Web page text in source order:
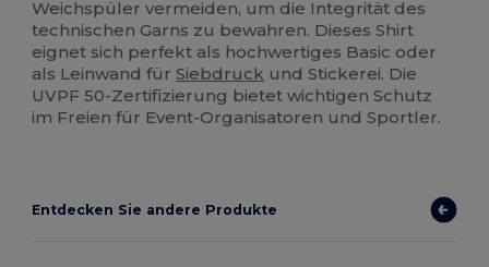
Weichspüler vermeiden, um die Integrität des
technischen Garns zu bewahren. Dieses Shirt
eignet sich perfekt als hochwertiges Basic oder
als Leinwand fürSiebdruck und Stickerei. Die
UVPF 50-Zertifizierung bietet wichtigen Schutz
im Freien für Event-Organisatoren und Sportler.
Entdecken Sie andere Produkte